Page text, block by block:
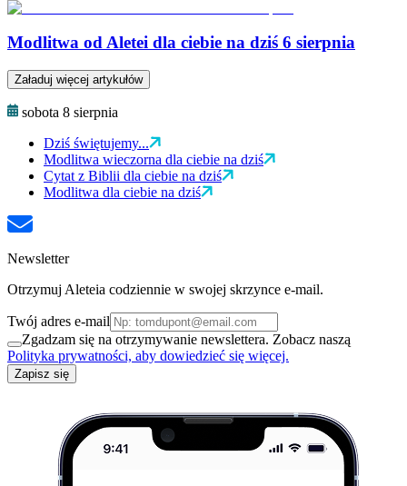
Modlitwa od Aletei dla ciebie na dziś 6 sierpnia
Załaduj więcej artykułów
sobota 8 sierpnia
Dziś świętujemy...
Modlitwa wieczorna dla ciebie na dziś
Cytat z Biblii dla ciebie na dziś
Modlitwa dla ciebie na dziś
Newsletter
Otrzymuj Aleteia codziennie w swojej skrzynce e-mail.
Twój adres e-mail
Zgadzam się na otrzymywanie newslettera. Zobacz naszą
Polityka prywatności, aby dowiedzieć się więcej.
Zapisz się